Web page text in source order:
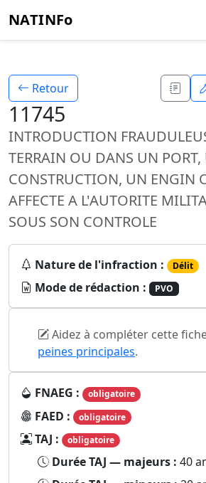
NATINFo
Retour
11745
INTRODUCTION
TERRAIN OU DANS UN PORT,
CONSTRUCTION, UN ENGIN
AFFECTE A L'AUTORITE
SOUS SON CONTROLE
Nature de l'infraction : Délit
Mode de rédaction : PVO
Aidez à compléter cette
peines principales.
FNAEG : obligatoire
FAED : obligatoire
TAJ : obligatoire
Durée TAJ — majeurs : 40